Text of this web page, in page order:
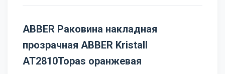
ABBER Раковина накладная
прозрачная ABBER Kristall
AT2810Topas оранжевая